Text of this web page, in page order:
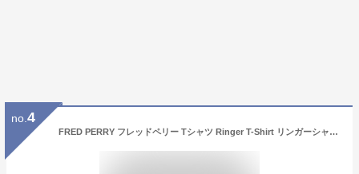
no. 4
FRED PERRY フレッドペリー Tシャツ Ringer T-Shirt リンガーシャツ M3519 メンズ レディース カットソー ローレルリース クルーネック 半袖 LaG Onlinestore